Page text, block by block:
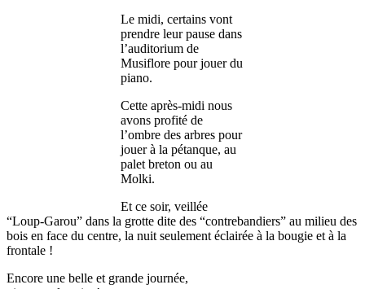
Le midi, certains vont
prendre leur pause dans
l’auditorium de
Musiflore pour jouer du
piano.
Cette après-midi nous
avons profité de
l’ombre des arbres pour
jouer à la pétanque, au
palet breton ou au
Molki.
Et ce soir, veillée
“Loup-Garou” dans la grotte dite des “contrebandiers” au milieu des
bois en face du centre, la nuit seulement éclairée à la bougie et à la
frontale !
Encore une belle et grande journée,